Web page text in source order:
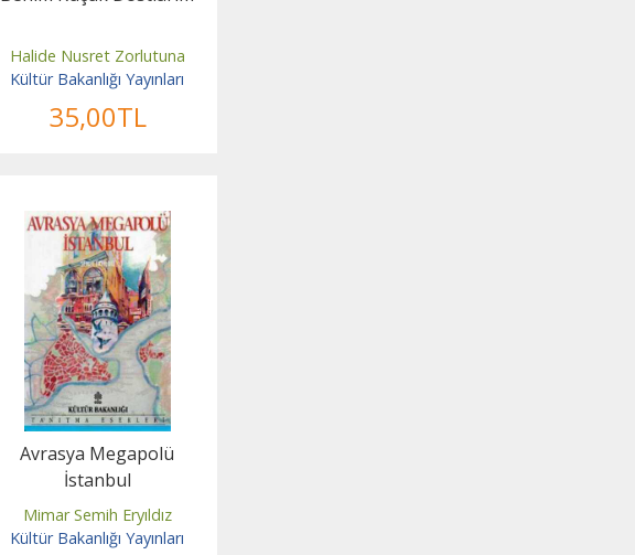
Halide Nusret Zorlutuna
Kültür Bakanlığı Yayınları
35,00TL
Avrasya Megapolü
İstanbul
Mimar Semih Eryıldız
Kültür Bakanlığı Yayınları